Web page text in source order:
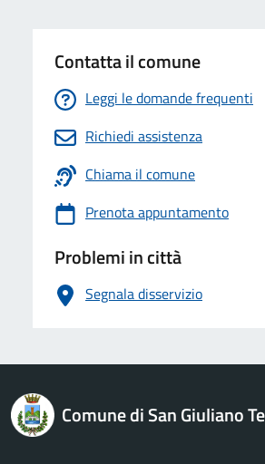
Contatta il comune
Leggi le domande frequenti
Richiedi assistenza
Chiama il comune
Prenota appuntamento
Problemi in città
Segnala disservizio
logo Unione Europea
Comune di San Giuliano